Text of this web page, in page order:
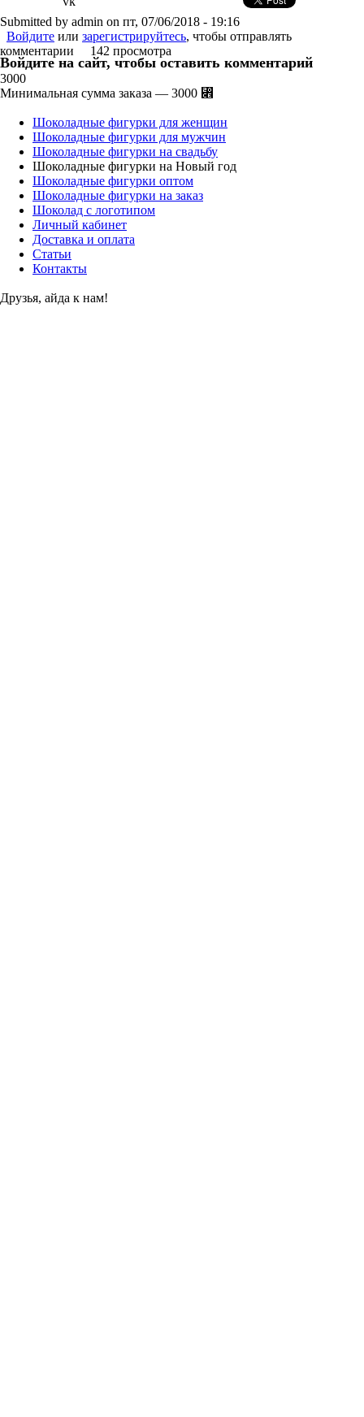
Submitted by admin on пт, 07/06/2018 - 19:16
Войдите или зарегистрируйтесь, чтобы отправлять
комментарии
142 просмотра
Войдите на сайт, чтобы оставить комментарий
3000
Минимальная сумма заказа — 3000 ⃎
Шоколадные фигурки для женщин
Шоколадные фигурки для мужчин
Шоколадные фигурки на свадьбу
Шоколадные фигурки на Новый год
Шоколадные фигурки оптом
Шоколадные фигурки на заказ
Шоколад с логотипом
Личный кабинет
Доставка и оплата
Статьи
Контакты
Друзья, айда к нам!